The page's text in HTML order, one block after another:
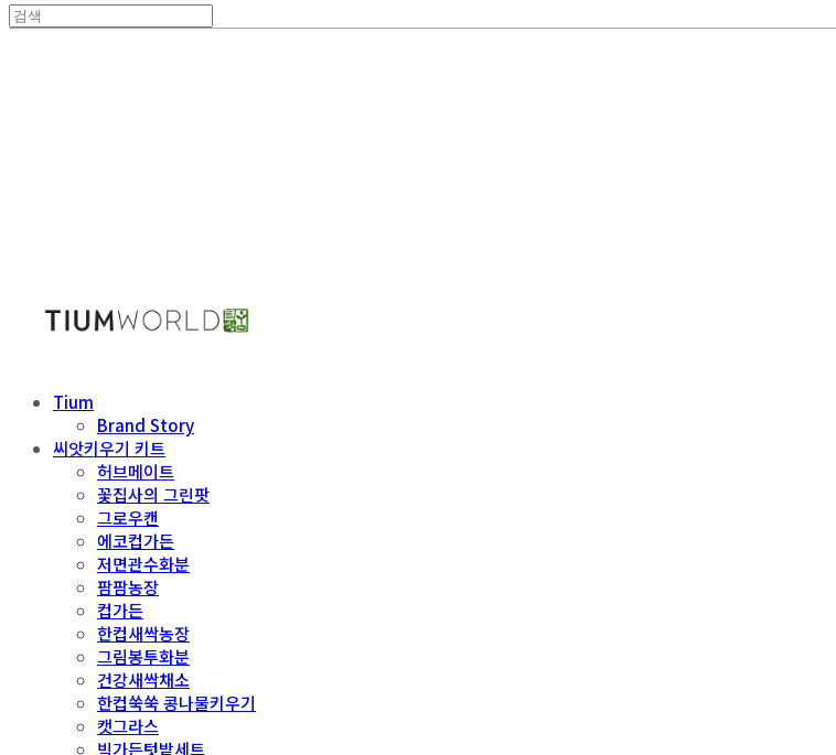
Tium
Brand Story
씨앗키우기 키트
허브메이트
꽃집사의 그린팟
그로우캔
에코컵가든
저면관수화분
팜팜농장
컵가든
한컵새싹농장
그림봉투화분
건강새싹채소
한컵쑥쑥 콩나물키우기
캣그라스
빅가든텃밭세트